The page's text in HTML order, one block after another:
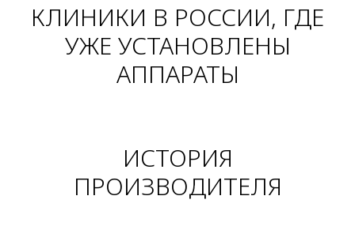
КЛИНИКИ В РОССИИ, ГДЕ
УЖЕ УСТАНОВЛЕНЫ
АППАРАТЫ
ИСТОРИЯ
ПРОИЗВОДИТЕЛЯ